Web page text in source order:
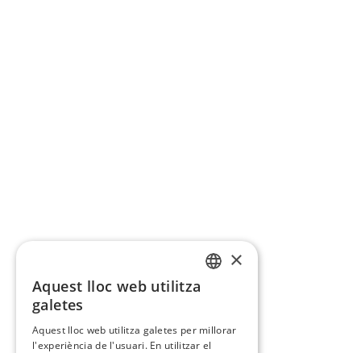
×
Aquest lloc web utilitza
galetes
Aquest lloc web utilitza galetes per millorar
l'experiència de l'usuari. En utilitzar el